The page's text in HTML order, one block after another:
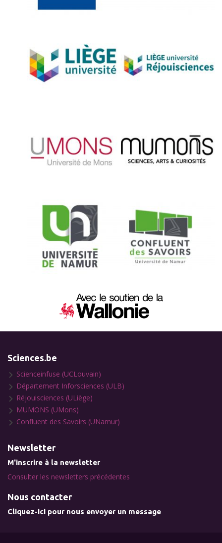
Sciences.be
Scienceinfuse (UCLouvain)
Département Inforsciences (ULB)
Réjouisciences (ULiège)
MUMONS (UMons)
Confluent des Savoirs (UNamur)
Newsletter
M'inscrire à la newsletter
Consulter les newsletters précédentes
Nous contacter
Cliquez-ici pour nous envoyer un message